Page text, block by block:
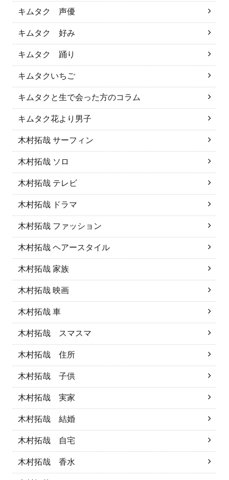
キムタク 声優
キムタク 好み
キムタク 踊り
キムタクいちご
キムタクと生で会った方のコラム
キムタク花より男子
木村拓哉 サーフィン
木村拓哉 ソロ
木村拓哉 テレビ
木村拓哉 ドラマ
木村拓哉 ファッション
木村拓哉 ヘアースタイル
木村拓哉 家族
木村拓哉 映画
木村拓哉 車
木村拓哉 スマスマ
木村拓哉 住所
木村拓哉 子供
木村拓哉 実家
木村拓哉 結婚
木村拓哉 自宅
木村拓哉 香水